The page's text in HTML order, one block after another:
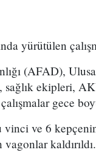
yürütülen
(AFAD),
ekipleri,
gece
ve 6
kaldırıldı.